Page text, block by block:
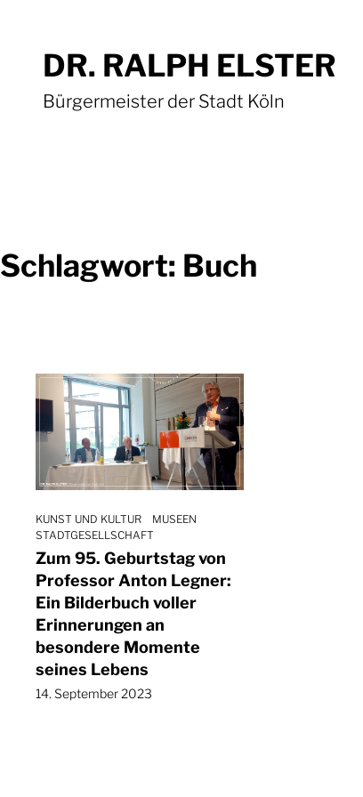
springenDR. RALPH ELSTER
Bürgermeister der Stadt Köln
Schlagwort: Buch
KUNST UND KULTUR
MUSEEN
STADTGESELLSCHAFT
Zum 95. Geburtstag von
Professor Anton Legner:
Ein Bilderbuch voller
Erinnerungen an
besondere Momente
seines Lebens
14. September 2023